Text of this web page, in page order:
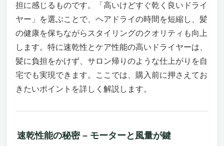
NISSYO【日本正規品・2024新型ドライヤー】
速乾 大風量 2億マイナスイオン 低温 大風速 温
冷リズム 冷風 静音 軽量 ヘアードライヤー
高速乾燥で時間を節約
ヘアケアとスタイリングを同時に
安全と使い勝手の良さ
贈り物としても最適
Laifen SE ドライヤー: 高いけどすぐ乾く良いド
圧倒的な速乾性能で時間を節約
高濃度2億マイナスイオンで髪を守る
担に感じるものです。「高いけどすぐ乾く良いドライ
ヤー」を選ぶことで、ヘアドライの時間を短縮し、髪
の健康を保ちながらスタイリングのクオリティも向上
します。特に速乾性とケア性能の高いドライヤーは、
髪に負担をかけず、サロン帰りのような仕上がりを自
宅でも実現できます。ここでは、購入前に押さえてお
きたいポイントを詳しく解説します。
速乾性能の秘密 – モーターと風量が鍵